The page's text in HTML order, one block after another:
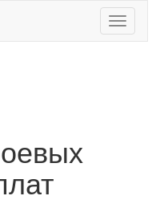
Toggle